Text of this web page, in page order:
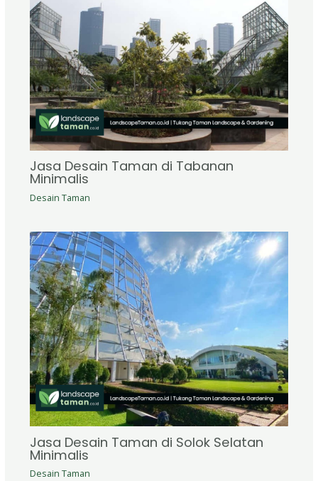
Jasa Desain Taman di Tabanan
Minimalis
Desain Taman
Jasa Desain Taman di Solok Selatan
Minimalis
Desain Taman